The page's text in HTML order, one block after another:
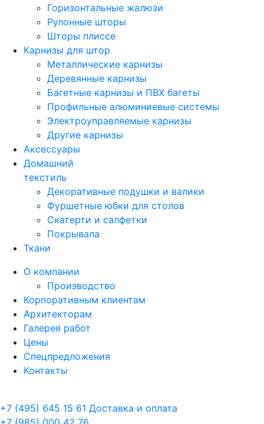
Горизонтальные жалюзи
Рулонные шторы
Шторы плиссе
Карнизы для штор
Металлические карнизы
Деревянные карнизы
Багетные карнизы и ПВХ багеты
Профильные алюминиевые системы
Электроуправляемые карнизы
Другие карнизы
Аксессуары
Домашний
текстиль
Декоративные подушки и валики
Фуршетные юбки для столов
Скатерти и салфетки
Покрывала
Ткани
О компании
Производство
Корпоративным клиентам
Архитекторам
Галерея работ
Цены
Спецпредложения
Контакты
+7 (495) 645 15 61 Доставка и оплата